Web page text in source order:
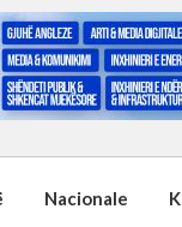
Nacionale